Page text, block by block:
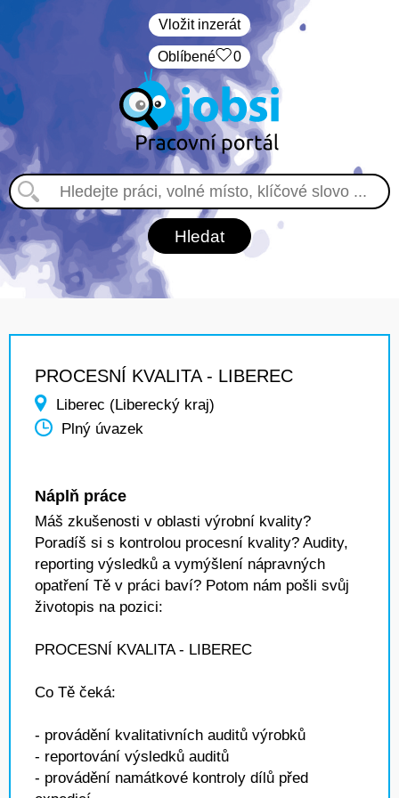
Vložit inzerát
Oblíbené 0
PROCESNÍ KVALITA - LIBEREC
Liberec (Liberecký kraj)
Plný úvazek
Náplň práce
Máš zkušenosti v oblasti výrobní kvality?
Poradíš si s kontrolou procesní kvality? Audity,
reporting výsledků a vymýšlení nápravných
opatření Tě v práci baví? Potom nám pošli svůj
životopis na pozici:
PROCESNÍ KVALITA - LIBEREC
Co Tě čeká:
- provádění kvalitativních auditů výrobků
- reportování výsledků auditů
- provádění namátkové kontroly dílů před